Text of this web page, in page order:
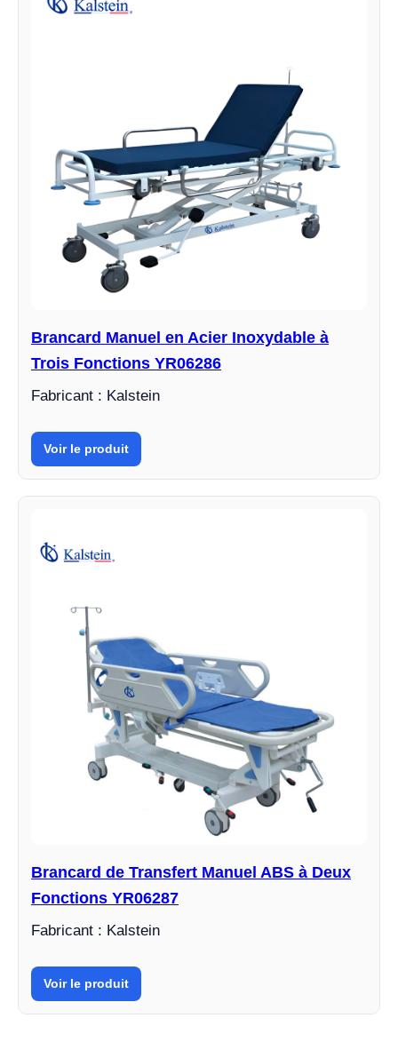
Brancard Manuel en Acier Inoxydable à
Trois Fonctions YR06286
Fabricant : Kalstein
Voir le produit
Brancard de Transfert Manuel ABS à Deux
Fonctions YR06287
Fabricant : Kalstein
Voir le produit